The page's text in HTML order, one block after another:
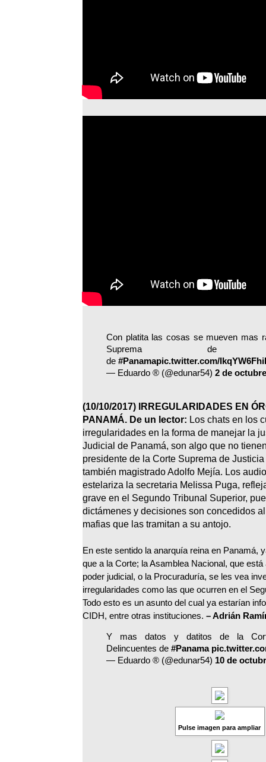
Con platita las cosas se mueven mas
Suprema de
de #Panamapic.twitter.com/IkqYW6FhiI
— Eduardo ® (@edunar54) 2 de
(10/10/2017)
IRREGULARIDADES EN
PANAMÁ. De un lector: Los chats en los
irregularidades en la forma de manejar la
Judicial de Panamá, son algo que no
presidente de la Corte Suprema de
también magistrado Adolfo Mejía. Los
estelariza la secretaria Melissa Puga,
grave en el Segundo Tribunal Superior,
dictámenes y decisiones son concedidos
mafias que las tramitan a su antojo.
En este sentido la anarquía reina en Panamá,
que a la Corte; la Asamblea Nacional, que
poder judicial, o la Procuraduría, se les vea
irregularidades como las que ocurren en el
Todo esto es un asunto del cual ya estarían
CIDH, entre otras instituciones. – Adrián
Y mas datos y datitos de la
Delincuentes de #Panama
— Eduardo ® (@edunar54) 10 de
Pulse imagen para ampliar